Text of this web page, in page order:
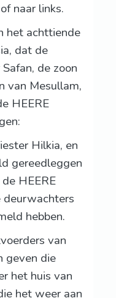
naar links.
het achttiende
dat de
de zoon
van Mesullam,
HEERE
Hilkia, en
gereedleggen
HEERE
deurwachters
hebben.
van
geven die
het huis van
het weer aan